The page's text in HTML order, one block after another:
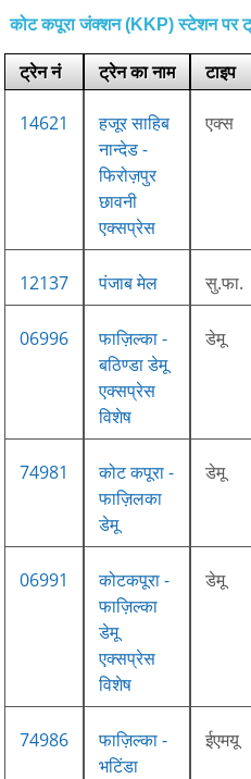
कोट कपूरा जंक्शन (KKP) स्टेशन पर
ट्रेन नं ट्रेन का नाम टाइप
14621
हजूर साहिब
नान्देड -
फिरोज़पुर
छावनी
एक्सप्रेस
एक्स
12137 पंजाब मेल सु.फा.
06996
फाज़िल्का -
बठिण्डा डेमू
एक्सप्रेस
विशेष
डेमू
74981
कोट कपूरा -
फाज़िलका
डेमू
डेमू
06991
कोटकपूरा -
फाज़िल्का
डेमू
एक्सप्रेस
विशेष
डेमू
74986
फाज़िल्का -
भटिंडा
ईएमयू